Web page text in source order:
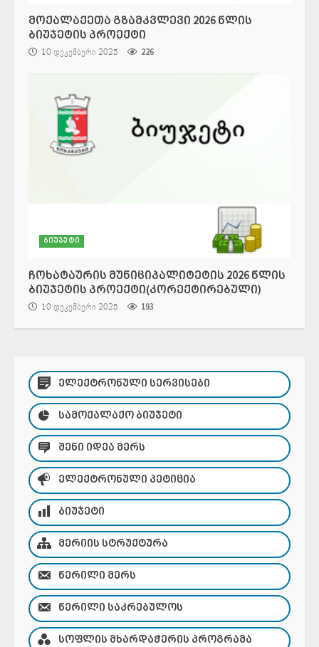
მოქალაქეთა გზამკვლევი 2026 წლის
ბიუჯეტის პროექტი
10 დეკემბერი 2025 226
ბიუჯეტი
ჩოხატაურის მუნიციპალიტეტის 2026 წლის
ბიუჯეტის პროექტი(კორექტირებული)
10 დეკემბერი 2025 193
ᲔᲚᲔᲥᲢᲠᲝᲜᲣᲚᲘ ᲡᲔᲠᲕᲘᲡᲔᲑᲘ
ᲡᲐᲛᲝᲥᲐᲚᲐᲥᲝ ᲑᲘᲣᲯᲔᲢᲘ
ᲨᲔᲜᲘ ᲘᲓᲔᲐ ᲛᲔᲠᲡ
ᲔᲚᲔᲥᲢᲠᲝᲜᲣᲚᲘ ᲞᲔᲢᲘᲪᲘᲐ
ᲑᲘᲣᲯᲔᲢᲘ
ᲛᲔᲠᲘᲘᲡ ᲡᲢᲠᲣᲥᲢᲣᲠᲐ
ᲬᲔᲠᲘᲚᲘ ᲛᲔᲠᲡ
ᲬᲔᲠᲘᲚᲘ ᲡᲐᲙᲠᲔᲑᲣᲚᲝᲡ
ᲡᲝᲤᲚᲘᲡ ᲛᲮᲐᲠᲓᲐᲭᲔᲠᲘᲡ ᲞᲠᲝᲒᲠᲐᲛᲐ